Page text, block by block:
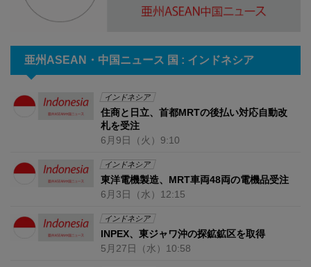
亜州ASEAN・中国ニュース 国 : インドネシア
インドネシア
住商と日立、首都MRTの後払い対応自動改
札を受注
6月9日 （火） 9:10
インドネシア
東洋電機製造、MRT車両48両の電機品受注
6月3日 （水） 12:15
インドネシア
INPEX、東ジャワ沖の探鉱鉱区を取得
5月27日 （水） 10:58